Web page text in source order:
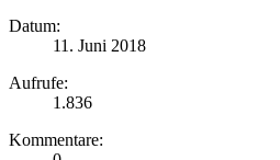
Datum:
11. Juni 2018
Aufrufe:
1.836
Kommentare: